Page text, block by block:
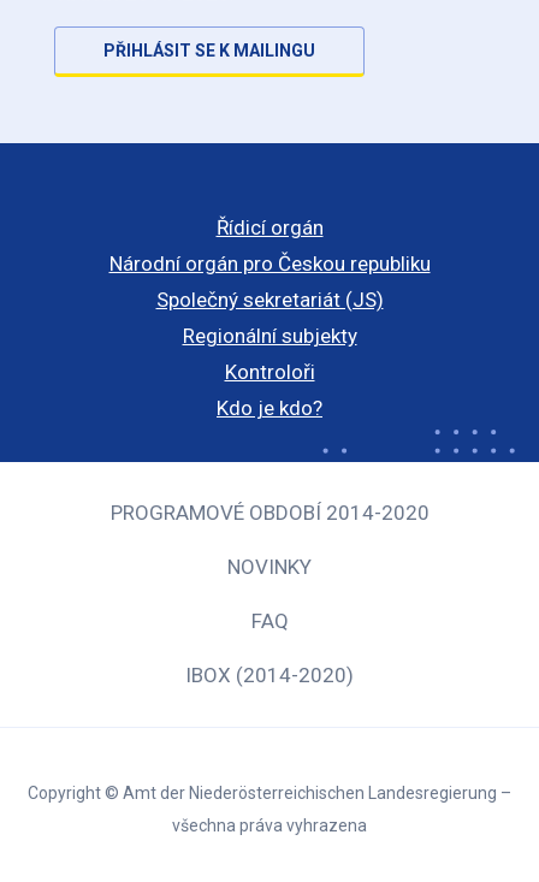
PŘIHLÁSIT SE K MAILINGU
Řídicí orgán
Národní orgán pro Českou republiku
Společný sekretariát (JS)
Regionální subjekty
Kontroloři
Kdo je kdo?
PROGRAMOVÉ OBDOBÍ 2014-2020
NOVINKY
FAQ
IBOX (2014-2020)
Copyright © Amt der Niederösterreichischen Landesregierung –
všechna práva vyhrazena